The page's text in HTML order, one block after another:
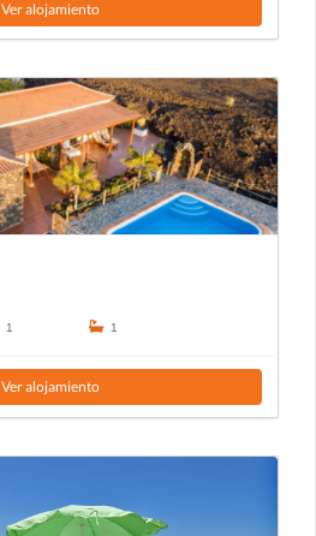
Ver alojamiento
1 1
Ver alojamiento